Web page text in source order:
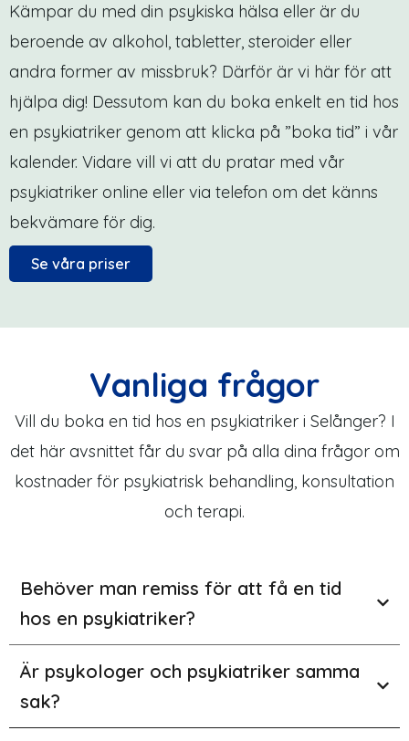
Kämpar du med din psykiska hälsa eller är du
beroende av alkohol, tabletter, steroider eller
andra former av missbruk? Därför är vi här för att
hjälpa dig! Dessutom kan du boka enkelt en tid hos
en psykiatriker genom att klicka på ”boka tid” i vår
kalender. Vidare vill vi att du pratar med vår
psykiatriker online eller via telefon om det känns
bekvämare för dig.
Se våra priser
Vanliga frågor
Vill du boka en tid hos en psykiatriker i Selånger? I
det här avsnittet får du svar på alla dina frågor om
kostnader för psykiatrisk behandling, konsultation
och terapi.
Behöver man remiss för att få en tid
hos en psykiatriker?
Är psykologer och psykiatriker samma
sak?